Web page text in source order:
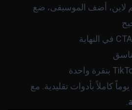
لاين، أضف الموسيقى، ضع
كاملاً بأدوات تقليدية. مع
.